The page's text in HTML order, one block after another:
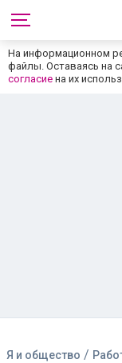
На информационном
файлы. Оставаясь на
согласие на их
Я и общество /